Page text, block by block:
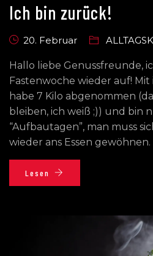
Ich bin zurück!
20. Februar
Hallo liebe Genussfreunde,
Fastenwoche wieder auf!
habe 7 Kilo abgenommen
bleiben, ich weiß ;)) und bin
“Aufbautagen”, man muss
wieder ans Essen gewöhnen.
Lesen